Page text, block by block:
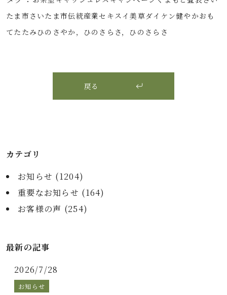
たま市 さいたま市伝統産業セキスイ美草ダイケン健やかおも
てたたみひのさやか，ひのさらさ，ひのさらさ
戻る
カテゴリ
お知らせ (1204)
重要なお知らせ (164)
お客様の声 (254)
最新の記事
2026/7/28
お知らせ